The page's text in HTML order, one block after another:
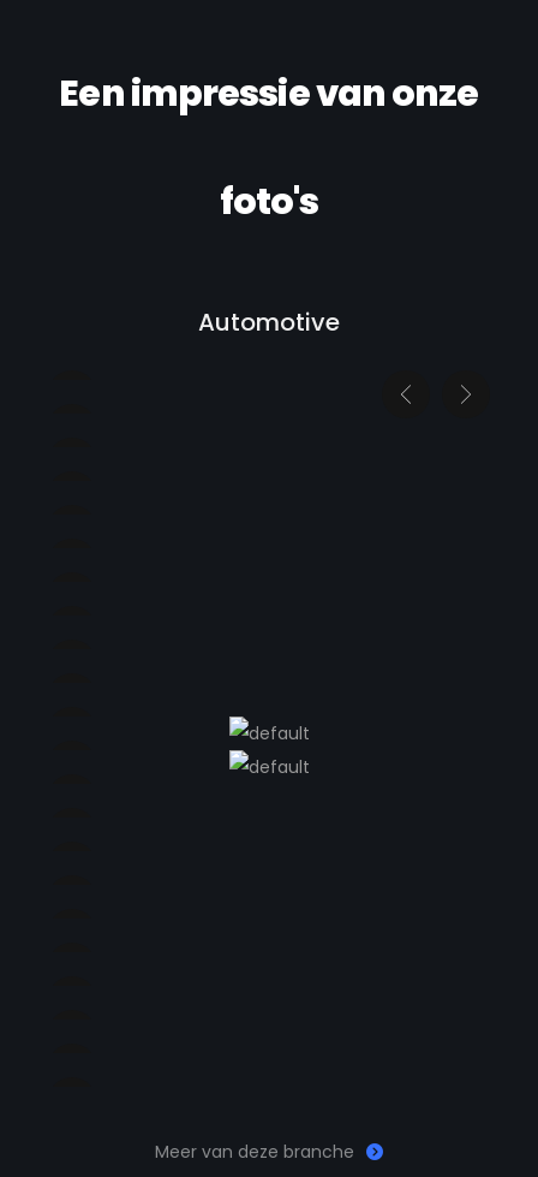
Een impressie van onze
foto's
Automotive
Meer van deze branche